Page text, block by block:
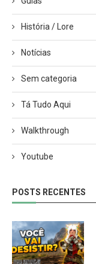
História / Lore
Notícias
Sem categoria
Tá Tudo Aqui
Walkthrough
Youtube
POSTS RECENTES